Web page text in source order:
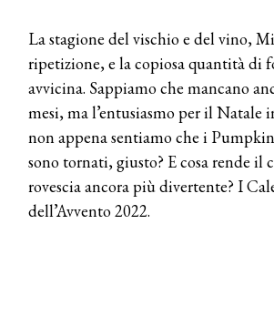
La stagione del vischio e del vino,
ripetizione, e la copiosa quantità di
avvicina. Sappiamo che mancano
mesi, ma l’entusiasmo per il Natale
non appena sentiamo che i
sono tornati, giusto? E cosa rende il
rovescia ancora più divertente? I
dell’Avvento 2022.